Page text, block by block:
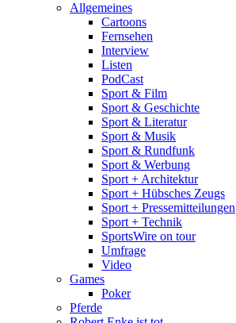
Allgemeines
Cartoons
Fernsehen
Interview
Listen
PodCast
Sport & Film
Sport & Geschichte
Sport & Literatur
Sport & Musik
Sport & Rundfunk
Sport & Werbung
Sport + Architektur
Sport + Hübsches Zeugs
Sport + Pressemitteilungen
Sport + Technik
SportsWire on tour
Umfrage
Video
Games
Poker
Pferde